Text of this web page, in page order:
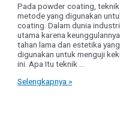
Pada powder coating,
metode yang digunakan
coating. Dalam dunia
utama karena
tahan lama dan estetika
digunakan untuk menguji
ini. Apa Itu teknik …
Mengenal
Selengkapnya »